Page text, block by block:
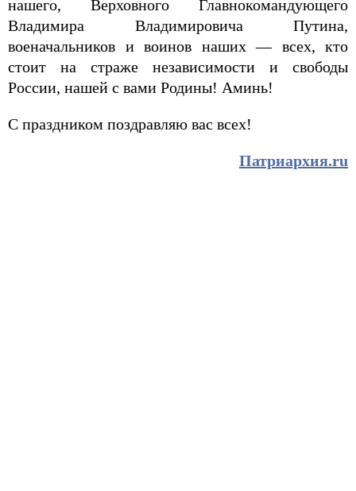
нашего, Верховного Главнокомандующего
Владимира Владимировича Путина,
военачальников и воинов наших — всех, кто
стоит на страже независимости и свободы
России, нашей с вами Родины! Аминь!
С праздником поздравляю вас всех!
Патриархия.ru